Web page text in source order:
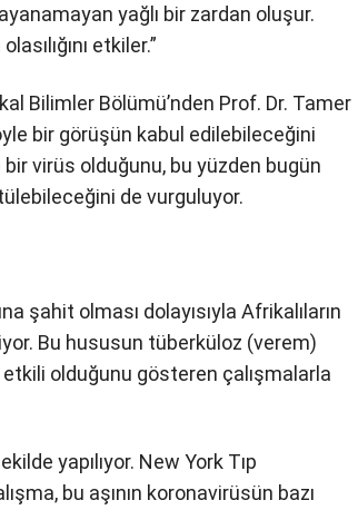
yağlı bir zardan oluşur.
etkiler.”
Bilimler Bölümü’nden Prof. Dr. Tamer
bir görüşün kabul edilebileceğini
virüs olduğunu, bu yüzden bugün
de vurguluyor.
şahit olması dolayısıyla Afrikalıların
Bu hususun tüberküloz (verem)
etkili olduğunu gösteren çalışmalarla
yapılıyor. New York Tıp
bu aşının koronavirüsün bazı